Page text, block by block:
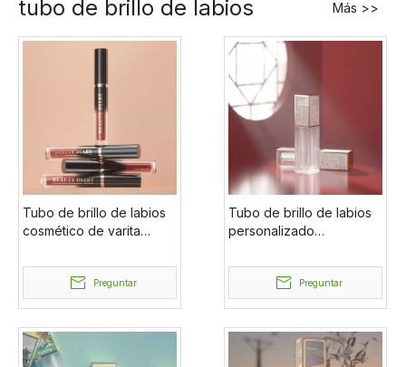
tubo de brillo de labios Más >>
Tubo de brillo de labios
cosmético de varita
embalaje cosmético al
por mayor vacío de 4 ml
Preguntar
Tubo de brillo de labios
personalizado
blanco de etiqueta
privada de botella de
brillo de labios vacío de
Preguntar